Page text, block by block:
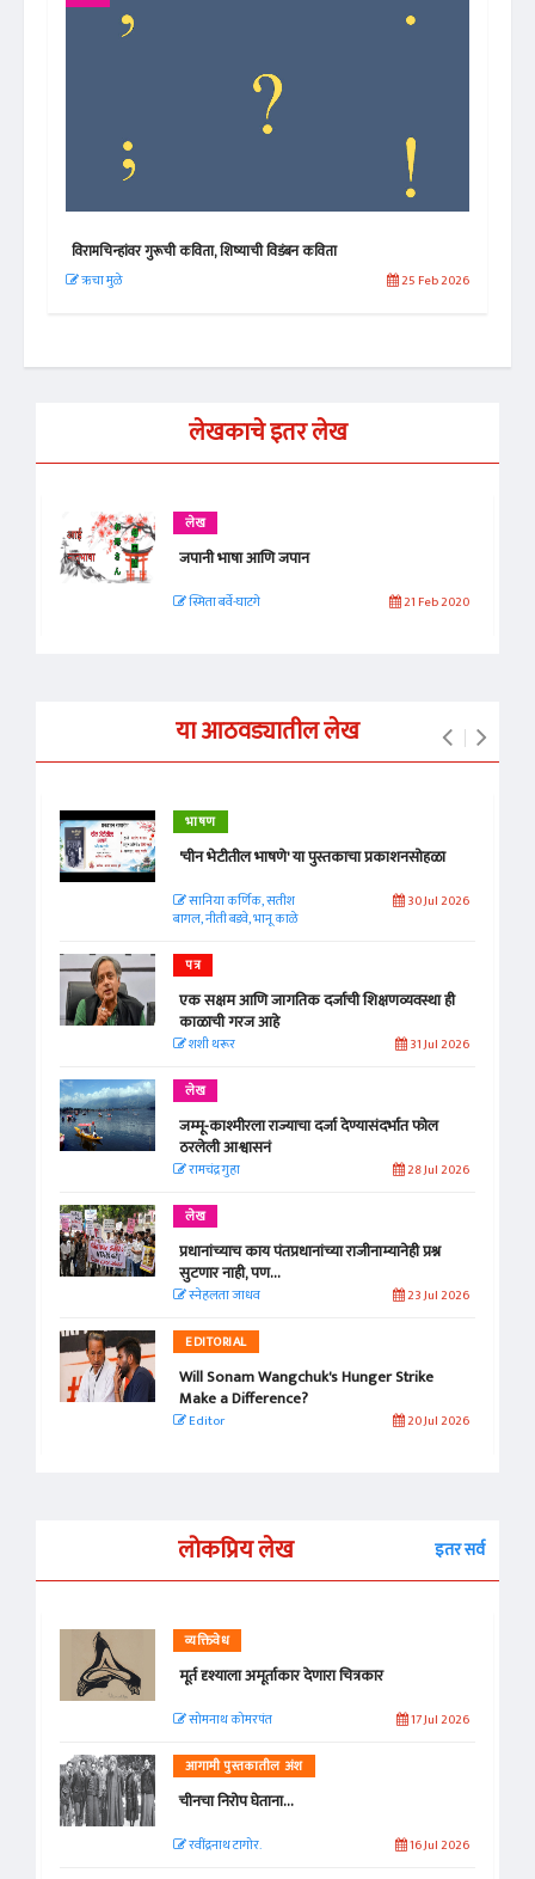
विरामचिन्हांवर गुरूची कविता, शिष्याची विडंबन कविता
ऋचा मुळे 25 Feb 2026
लेखकाचे इतर लेख
लेख
जपानी भाषा आणि जपान
स्मिता बर्वे-घाटगे 21 Feb 2020
या आठवड्यातील लेख
भाषण
'चीन भेटीतील भाषणे' या पुस्तकाचा प्रकाशनसोहळा
सानिया कर्णिक, सतीश
बागल, नीती बडवे, भानू काळे
30 Jul 2026
पत्र
एक सक्षम आणि जागतिक दर्जाची शिक्षणव्यवस्था ही
काळाची गरज आहे
शशी थरूर 31 Jul 2026
लेख
जम्मू-काश्मीरला राज्याचा दर्जा देण्यासंदर्भात फोल
ठरलेली आश्वासनं
रामचंद्र गुहा 28 Jul 2026
लेख
प्रधानांच्याच काय पंतप्रधानांच्या राजीनाम्यानेही प्रश्न
सुटणार नाही, पण...
स्नेहलता जाधव 23 Jul 2026
EDITORIAL
Will Sonam Wangchuk's Hunger Strike
Make a Difference?
Editor 20 Jul 2026
लोकप्रिय लेख इतर सर्व
व्यक्तिवेध
मूर्त दृश्याला अमूर्ताकार देणारा चित्रकार
सोमनाथ कोमरपंत 17 Jul 2026
आगामी पुस्तकातील अंश
चीनचा निरोप घेताना...
रवींद्रनाथ टागोर. 16 Jul 2026